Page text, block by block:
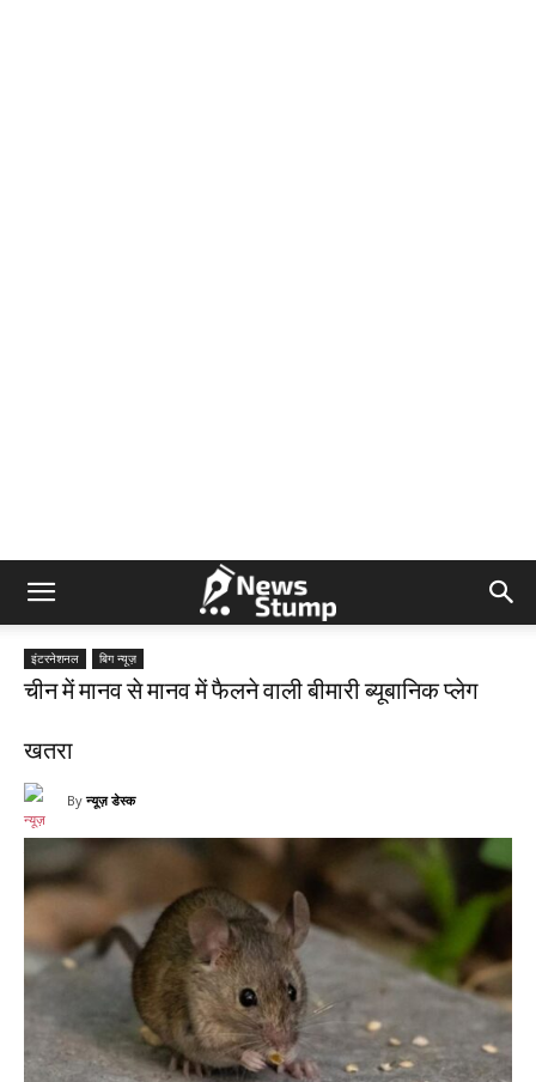
इंटरनेशनल बिग न्यूज़
चीन में मानव से मानव में फैलने वाली बीमारी ब्यूबानिक प्लेग
खतरा
By न्यूज़ डेस्क